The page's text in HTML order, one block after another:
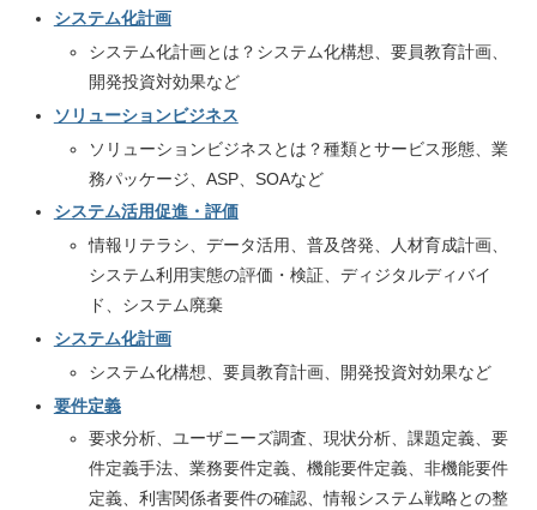
システム化計画
システム化計画とは？システム化構想、要員教育計画、
開発投資対効果など
ソリューションビジネス
ソリューションビジネスとは？種類とサービス形態、業
務パッケージ、ASP、SOAなど
システム活用促進・評価
情報リテラシ、データ活用、普及啓発、人材育成計画、
システム利用実態の評価・検証、ディジタルディバイ
ド、システム廃棄
システム化計画
システム化構想、要員教育計画、開発投資対効果など
要件定義
要求分析、ユーザニーズ調査、現状分析、課題定義、要
件定義手法、業務要件定義、機能要件定義、非機能要件
定義、利害関係者要件の確認、情報システム戦略との整